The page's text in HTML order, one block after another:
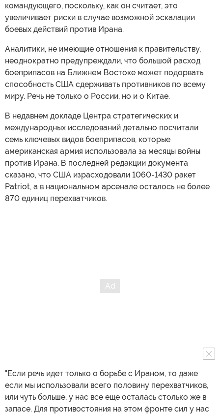
командующего, поскольку, как он считает, это
увеличивает риски в случае возможной эскалации
боевых действий против Ирана.
Аналитики, не имеющие отношения к правительству,
неоднократно предупреждали, что большой расход
боеприпасов на Ближнем Востоке может подорвать
способность США сдерживать противников по всему
миру. Речь не только о России, но и о Китае.
В недавнем докладе Центра стратегических и
международных исследований детально посчитали
семь ключевых видов боеприпасов, которые
американская армия использовала за месяцы войны
против Ирана. В последней редакции документа
сказано, что США израсходовали 1060-1430 ракет
Patriot, а в национальном арсенале осталось не более
870 единиц перехватчиков.
"Если речь идет только о борьбе с Ираном, то даже
если мы использовали всего половину перехватчиков,
или чуть больше, у нас все еще осталась столько же в
запасе. Для противостояния на этом фронте сил у нас